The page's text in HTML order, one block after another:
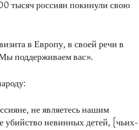
тысяч россиян покинули свою
в Европу, в своей речи в
поддерживаем вас».
не являетесь нашим
убийство невинных детей, [чьих-